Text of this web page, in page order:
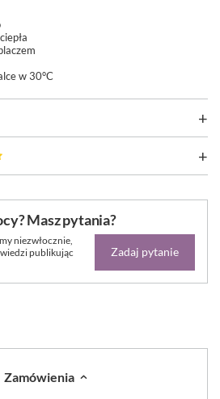
w 30°C
Masz pytania?
niezwłocznie,
publikując
Zadaj pytanie
Zamówienia